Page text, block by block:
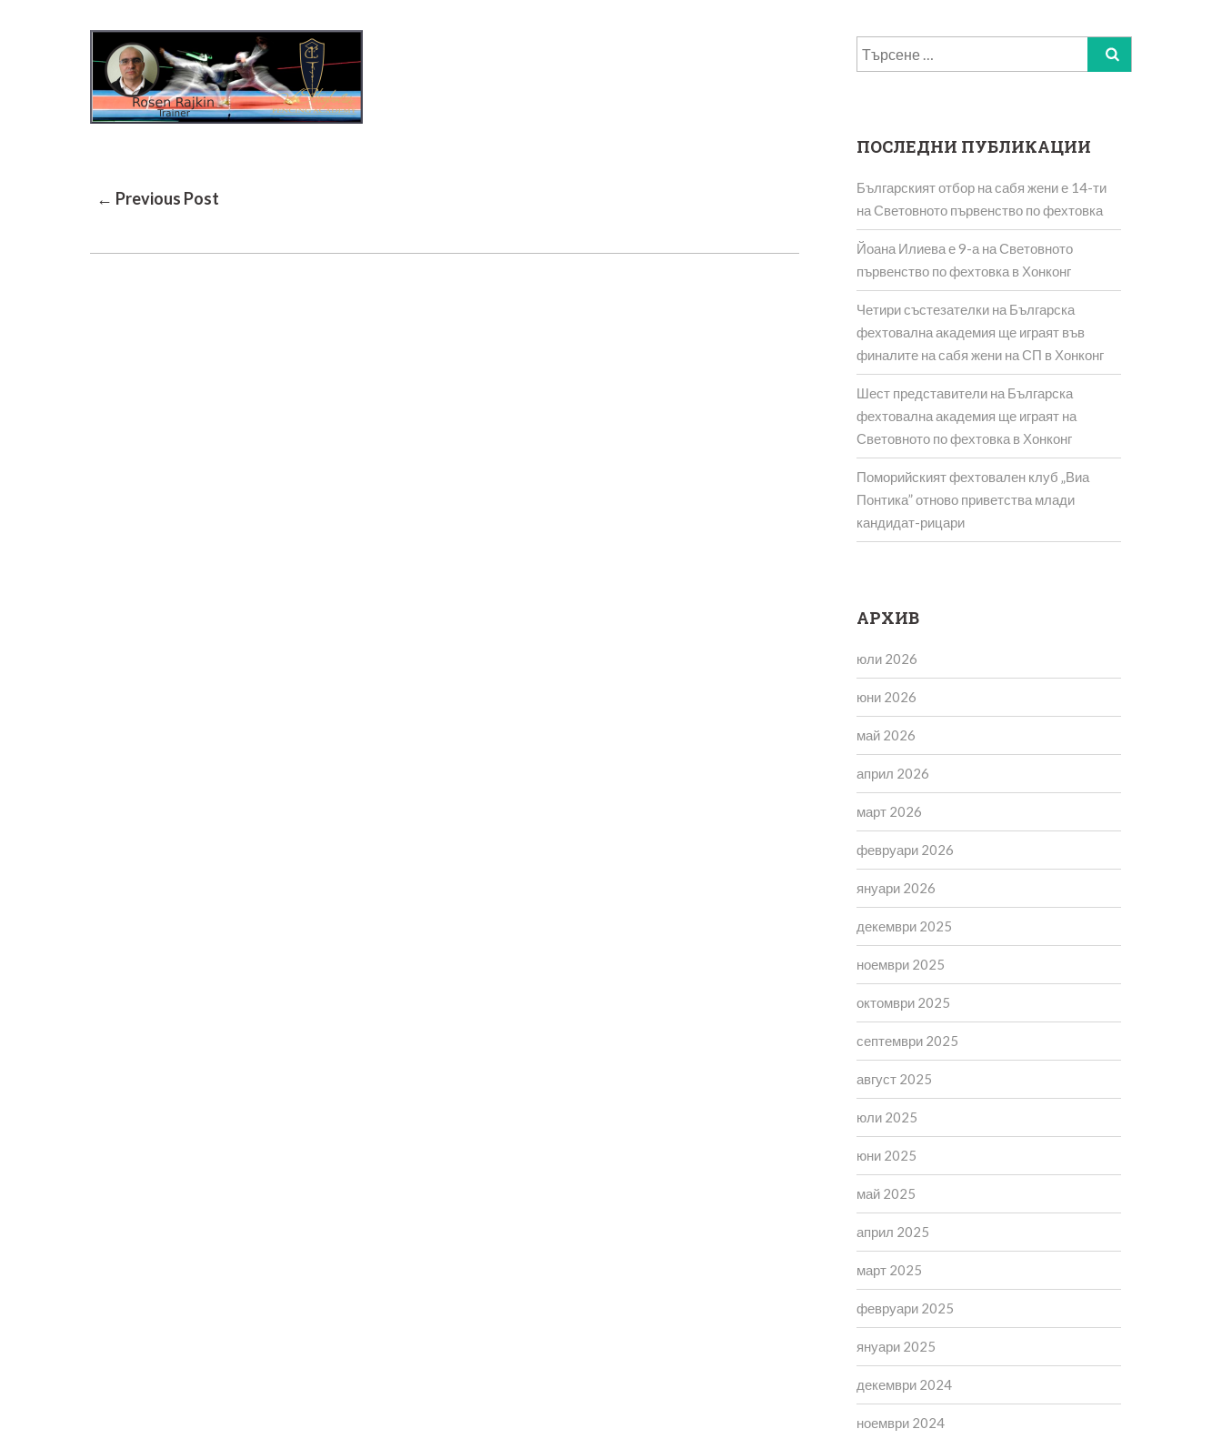
Post
← Previous Post
Търсене
за:
ПОСЛЕДНИ ПУБЛИКАЦИИ
Българският отбор на сабя жени е 14-ти
на Световното първенство по фехтовка
Йоана Илиева е 9-а на Световното
първенство по фехтовка в Хонконг
Четири състезателки на Българска
фехтовална академия ще играят във
финалите на сабя жени на СП в Хонконг
Шест представители на Българска
фехтовална академия ще играят на
Световното по фехтовка в Хонконг
Поморийският фехтовален клуб „Виа
Понтика” отново приветства млади
кандидат-рицари
АРХИВ
юли 2026
юни 2026
май 2026
април 2026
март 2026
февруари 2026
януари 2026
декември 2025
ноември 2025
октомври 2025
септември 2025
август 2025
юли 2025
юни 2025
май 2025
април 2025
март 2025
февруари 2025
януари 2025
декември 2024
ноември 2024